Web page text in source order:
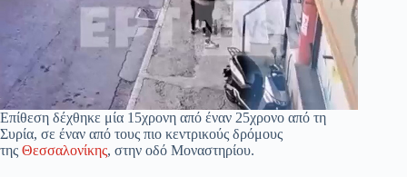
Επίθεση δέχθηκε μία 15χρονη από έναν 25χρονο από τη
Συρία, σε έναν από τους πιο κεντρικούς δρόμους
της Θεσσαλονίκης, στην οδό Μοναστηρίου.